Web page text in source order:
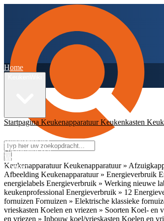
KeukenapparatuurKeukenapparatuur »
Afbeelding Keukenapparatuur » Energieverbruik
energielabels Energieverbruik » Werking nieuwe
keukenprofessional Energieverbruik » 12
fornuizen Fornuizen » Elektrische klassieke
vrieskasten Koelen en vriezen » Soorten Koel- en
en vriezen » Inbouw koel/vrieskasten Koelen en
Home
Startpagina KeukenapparatuurKeukenkasten
Ambassadeurs
Nieuwsbrieven
Veelgestelde vragen
Contact